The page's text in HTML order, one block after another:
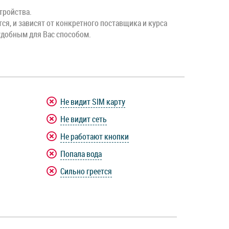
и зависят от конкретного поставщика и курса
для Вас способом.
Не видит SIM карту
Не видит сеть
Не работают кнопки
Попала вода
Сильно греется